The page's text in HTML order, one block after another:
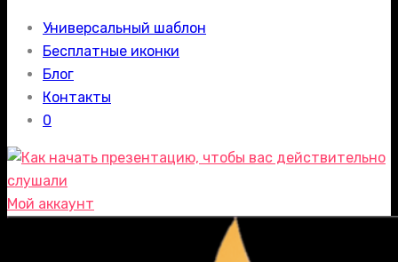
Универсальный шаблон
Бесплатные иконки
Блог
Контакты
0
Мой аккаунт